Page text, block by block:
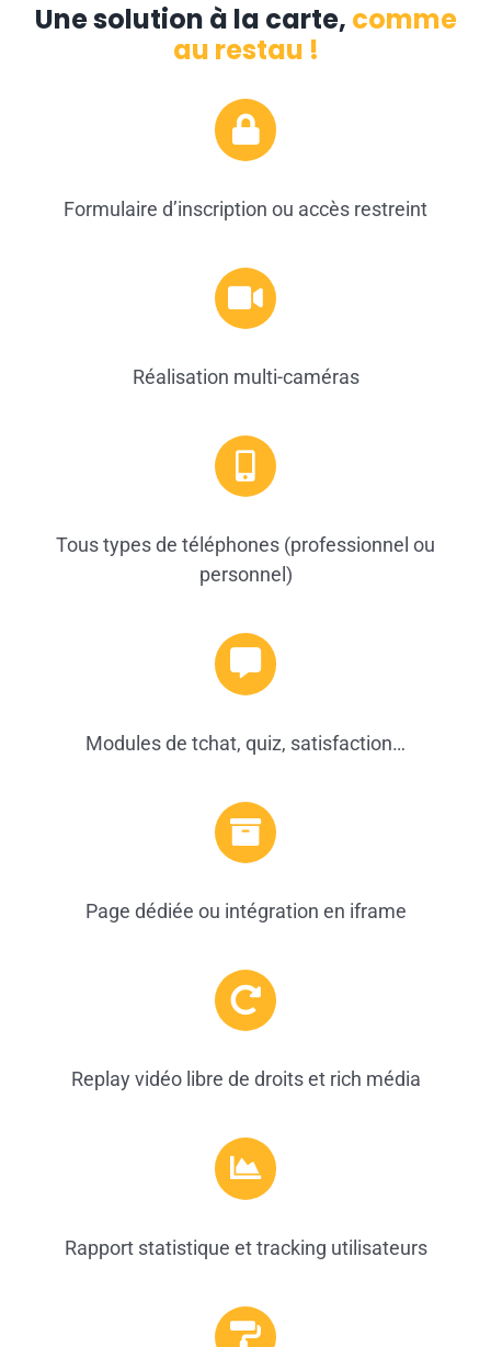
Une solution à la carte, comme
au restau !
Formulaire d’inscription ou accès restreint
Réalisation multi-caméras
Tous types de téléphones (professionnel ou
personnel)
Modules de tchat, quiz, satisfaction…
Page dédiée ou intégration en iframe
Replay vidéo libre de droits et rich média
Rapport statistique et tracking utilisateurs